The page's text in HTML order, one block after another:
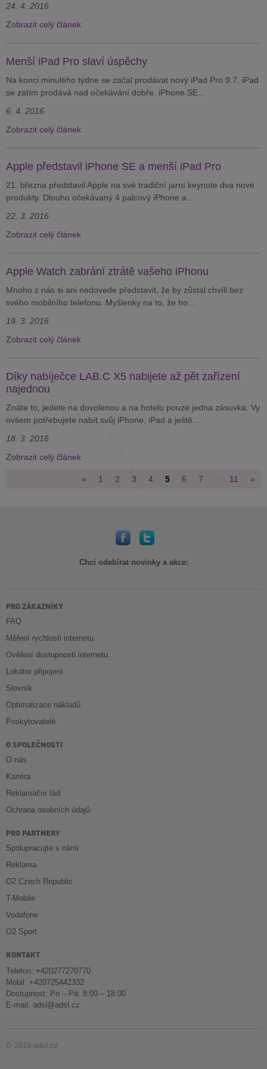
24. 4. 2016
Zobrazit celý článek
Menší iPad Pro slaví úspěchy
Na konci minulého týdne se začal prodávat nový iPad Pro 9.7. iPad
se zatím prodává nad očekávání dobře. iPhone SE...
6. 4. 2016
Zobrazit celý článek
Apple představil iPhone SE a menší iPad Pro
21. března představil Apple na své tradiční jarní keynote dva nové
produkty. Dlouho očekávaný 4 palcový iPhone a...
22. 3. 2016
Zobrazit celý článek
Apple Watch zabrání ztrátě vašeho iPhonu
Mnoho z nás si ani nedovede představit, že by zůstal chvíli bez
svého mobilního telefonu. Myšlenky na to, že ho...
19. 3. 2016
Zobrazit celý článek
Díky nabíječce LAB.C X5 nabijete až pět zařízení
najednou
Znáte to, jedete na dovolenou a na hotelu pouze jedna zásuvka. Vy
ovšem potřebujete nabít svůj iPhone, iPad a ještě...
18. 3. 2016
Zobrazit celý článek
« 1 2 3 4 5 6 7 11 »
Chci odebírat novinky a akce:
PRO ZÁKAZNÍKY
FAQ
Měření rychlosti internetu
Ověření dostupnosti internetu
Lokátor připojení
Slovník
Optimalizace nákladů
Poskytovatelé
O SPOLEČNOSTI
O nás
Kariéra
Reklamační řád
Ochrana osobních údajů
PRO PARTNERY
Spolupracujte s námi
Reklama
O2 Czech Republic
T-Mobile
Vodafone
O2 Sport
KONTAKT
Telefon: +420277270770
Mobil: +420725442332
Dostupnost: Po – Pá: 8:00 – 18:00
E-mail: adsl@adsl.cz
© 2019 adsl.cz